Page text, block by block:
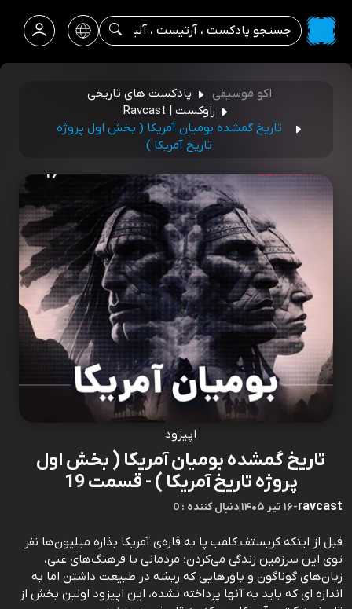
اکو موسیقی
پادکست های تاریخی
راوکست | Ravcast
تاریخ گمشده بومیان آمریکا ( بخش اول پروژه
تاریخ آمریکا )
اپیزود
تاریخ گمشده بومیان آمریکا ( بخش اول
پروژه تاریخ آمریکا ) - قسمت 19
ravcast
-۱۶ تیر ۱۴۰۵ |0 : دنبال کننده
قبل از اینکه کریستف کلمب پا به قاره‌ی آمریکا بذاره میلیون‌ها نفر
توی این سرزمین زندگی می‌کردن؛ مردمانی با فرهنگ‌های غنی،
زبان‌های گوناگون و باورهایی که ریشه در طبیعت داشتن اما به
اندازه ای که باید به آنها پرداخته نشده، این اپیزود اولین بخش از